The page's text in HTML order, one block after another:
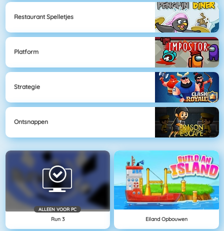
Restaurant Spelletjes
Platform
Strategie
Ontsnappen
ALLEEN VOOR PC
Run 3 Eiland Opbouwen